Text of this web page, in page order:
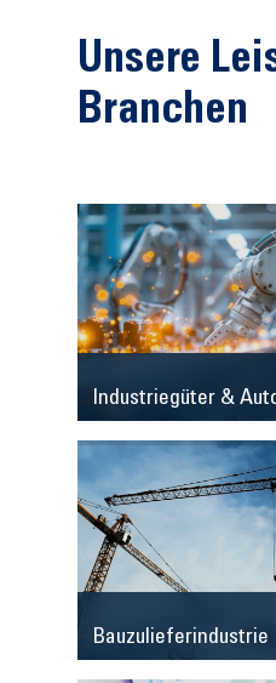
Unsere
Branchen
Industriegüter &
Bauzulieferindustrie